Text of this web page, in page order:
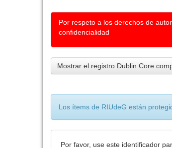
Por respeto a los derechos de
confidencialidad
Mostrar el registro Dublin Core
Los ítems de RIUdeG están
Por favor, use este identificador